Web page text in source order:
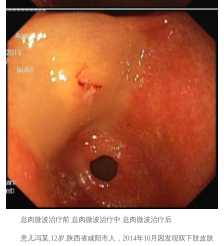
息肉微波治疗前 息肉微波治疗中 息肉微波治疗后
患儿冯某,12岁,陕西省咸阳市人，2014年10月因发现双下肢皮肤